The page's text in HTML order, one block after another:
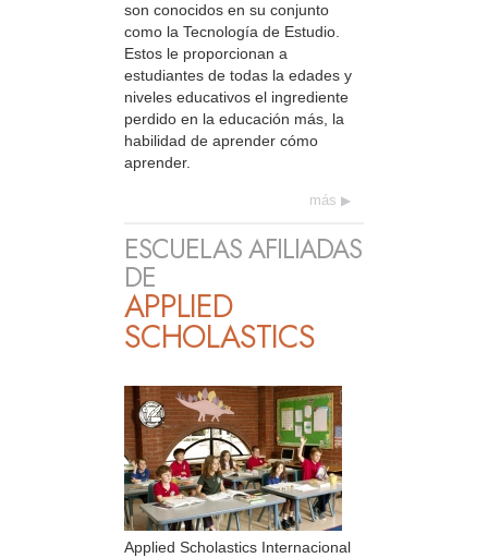
son conocidos en su conjunto
como la Tecnología de Estudio.
Estos le proporcionan a
estudiantes de todas la edades y
niveles educativos el ingrediente
perdido en la educación más, la
habilidad de aprender cómo
aprender.
más
ESCUELAS AFILIADAS
DE
APPLIED
SCHOLASTICS
Applied Scholastics Internacional